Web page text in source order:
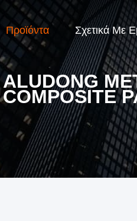
Προϊόντα Σχετικά Με
ALUDONG
COMPOSITE